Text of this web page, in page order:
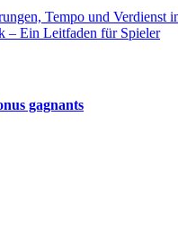
Tempo und Verdienst
– Ein Leitfaden für Spieler
gagnants